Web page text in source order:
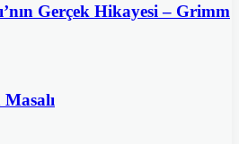
Gerçek Hikayesi – Grimm